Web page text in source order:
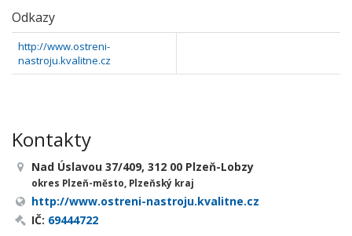
Odkazy
http://www.ostreni-
nastroju.kvalitne.cz
Kontakty
Nad Úslavou 37/409, 312 00 Plzeň-Lobzy
okres Plzeň-město, Plzeňský kraj
http://www.ostreni-nastroju.kvalitne.cz
IČ: 69444722